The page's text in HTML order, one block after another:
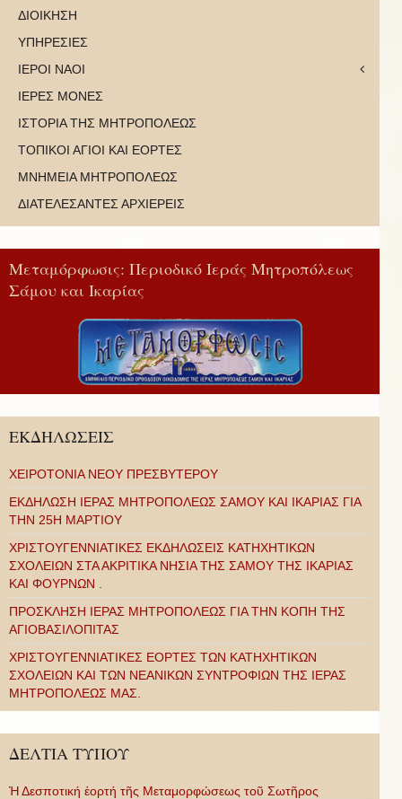
ΔΙΟΙΚΗΣΗ
ΥΠΗΡΕΣΙΕΣ
ΙΕΡΟΙ ΝΑΟΙ
ΙΕΡΕΣ ΜΟΝΕΣ
ΙΣΤΟΡΙΑ ΤΗΣ ΜΗΤΡΟΠΟΛΕΩΣ
ΤΟΠΙΚΟΙ ΑΓΙΟΙ ΚΑΙ ΕΟΡΤΕΣ
ΜΝΗΜΕΙΑ ΜΗΤΡΟΠΟΛΕΩΣ
ΔΙΑΤΕΛΕΣΑΝΤΕΣ ΑΡΧΙΕΡΕΙΣ
Μεταμόρφωσις: Περιοδικό Ιεράς Μητροπόλεως
Σάμου και Ικαρίας
ΕΚΔΗΛΩΣΕΙΣ
ΧΕΙΡΟΤΟΝΙΑ ΝΕΟΥ ΠΡΕΣΒΥΤΕΡΟΥ
ΕΚΔΗΛΩΣΗ ΙΕΡΑΣ ΜΗΤΡΟΠΟΛΕΩΣ ΣΑΜΟΥ ΚΑΙ ΙΚΑΡΙΑΣ ΓΙΑ
ΤΗΝ 25Η ΜΑΡΤΙΟΥ
ΧΡΙΣΤΟΥΓΕΝΝΙΑΤΙΚΕΣ ΕΚΔΗΛΩΣΕΙΣ ΚΑΤΗΧΗΤΙΚΩΝ
ΣΧΟΛΕΙΩΝ ΣΤΑ ΑΚΡΙΤΙΚΑ ΝΗΣΙΑ ΤΗΣ ΣΑΜΟΥ ΤΗΣ ΙΚΑΡΙΑΣ
ΚΑΙ ΦΟΥΡΝΩΝ .
ΠΡΟΣΚΛΗΣΗ ΙΕΡΑΣ ΜΗΤΡΟΠΟΛΕΩΣ ΓΙΑ ΤΗΝ ΚΟΠΗ ΤΗΣ
ΑΓΙΟΒΑΣΙΛΟΠΙΤΑΣ
ΧΡΙΣΤΟΥΓΕΝΝΙΑΤΙΚΕΣ ΕΟΡΤΕΣ ΤΩΝ ΚΑΤΗΧΗΤΙΚΩΝ
ΣΧΟΛΕΙΩΝ ΚΑΙ ΤΩΝ ΝΕΑΝΙΚΩΝ ΣΥΝΤΡΟΦΙΩΝ ΤΗΣ ΙΕΡΑΣ
ΜΗΤΡΟΠΟΛΕΩΣ ΜΑΣ.
ΔΕΛΤΙΑ ΤΥΠΟΥ
Ἡ Δεσποτική ἑορτή τῆς Μεταμορφώσεως τοῦ Σωτῆρος